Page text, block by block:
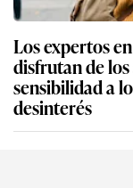
Los expertos
disfrutan de
sensibilidad a
desinterés